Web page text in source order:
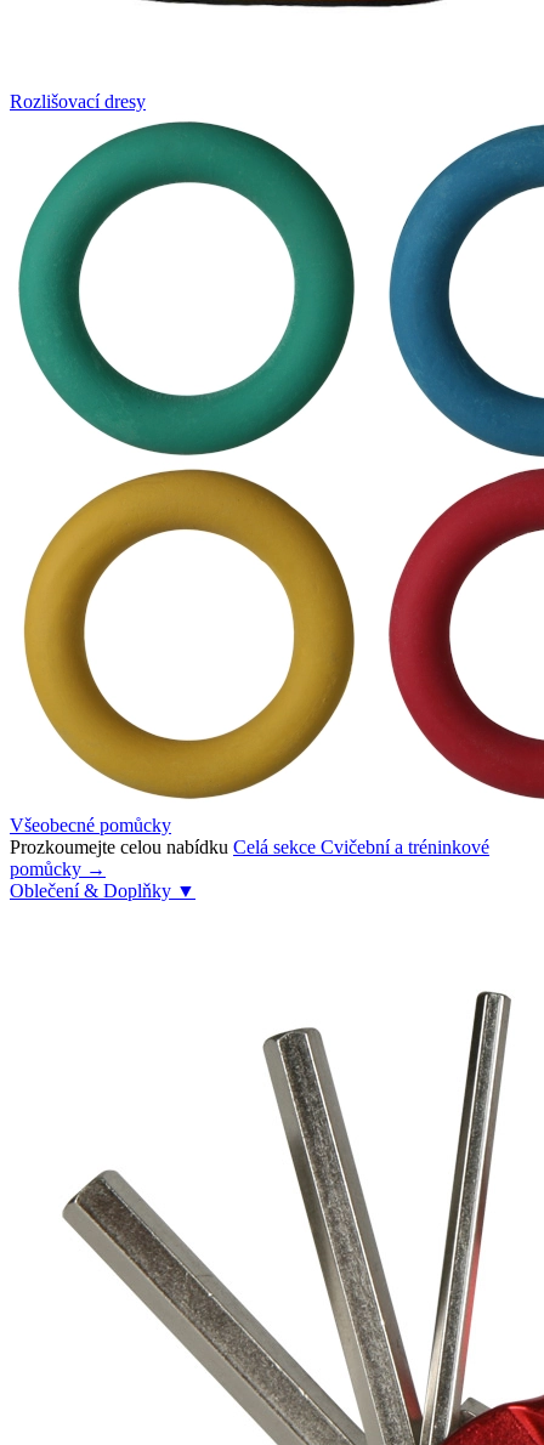
Rozlišovací dresy
Všeobecné pomůcky
Prozkoumejte celou nabídku Celá sekce Cvičební a tréninkové
pomůcky →
Oblečení & Doplňky ▼